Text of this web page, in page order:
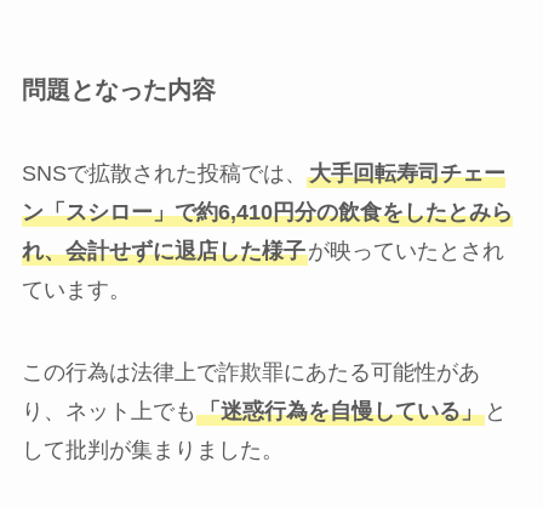
問題となった内容
SNSで拡散された投稿では、 大手回転寿司チェー
ン「スシロー」で約6,410円分の飲食をしたとみら
れ、会計せずに退店した様子が映っていたとされ
ています。
この行為は法律上で詐欺罪にあたる可能性があ
り、ネット上でも 「迷惑行為を自慢している」と
して批判が集まりました。